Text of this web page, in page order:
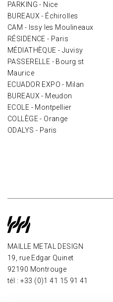
PARKING - Nice
BUREAUX - Échirolles
CAM - Issy les Moulineaux
RÉSIDENCE - Paris
MÉDIATHÈQUE - Juvisy
PASSERELLE - Bourg st
Maurice
ECUADOR EXPO - Milan
BUREAUX - Meudon
ECOLE - Montpellier
COLLÈGE - Orange
ODALYS - Paris
MAILLE METAL DESIGN
19, rue Edgar Quinet
92190 Montrouge
tél : +33 (0)1 41 15 91 41